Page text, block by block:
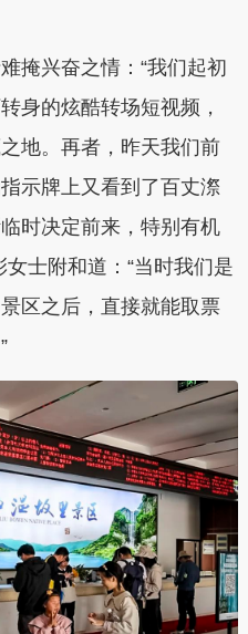
兴奋之情：“我们起初
身的炫酷转场短视频，
地。再者，昨天我们前
示牌上又看到了百丈漈
时决定前来，特别有机
士附和道：“当时我们是
区之后，直接就能取票